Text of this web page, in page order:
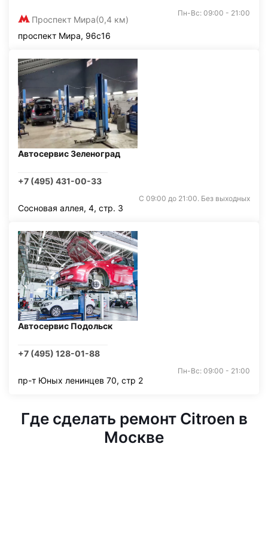
Проспект Мира(0,4 км)
Пн-Вс: 09:00 - 21:00
проспект Мира, 96с16
Автосервис Зеленоград
+7 (495) 431-00-33
С 09:00 до 21:00. Без выходных
Сосновая аллея, 4, стр. 3
Автосервис Подольск
+7 (495) 128-01-88
Пн-Вс: 09:00 - 21:00
пр-т Юных ленинцев 70, стр 2
Где сделать ремонт Citroen в
Москве